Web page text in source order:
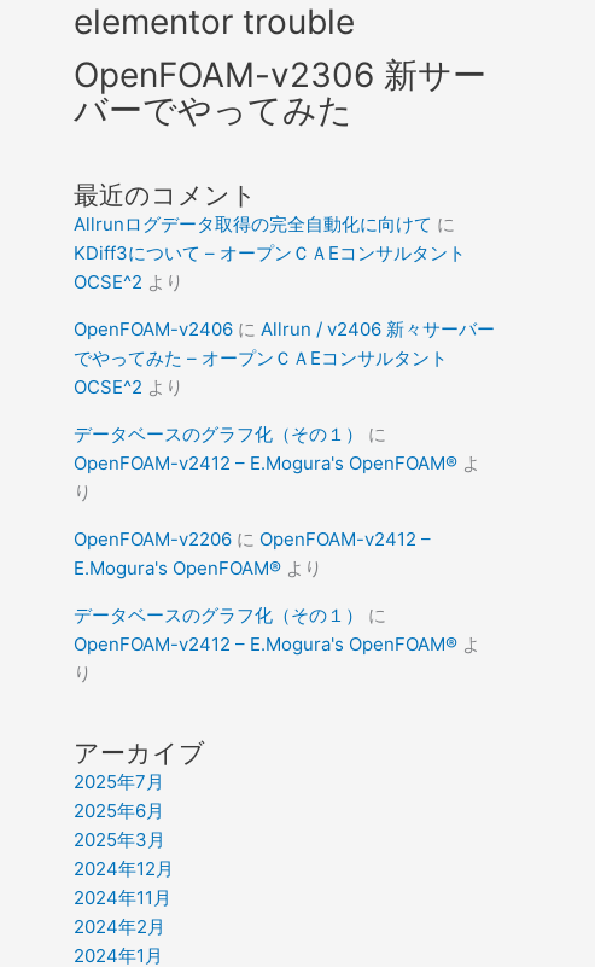
elementor trouble
OpenFOAM-v2306 新サー
バーでやってみた
最近のコメント
Allrunログデータ取得の完全自動化に向けて に
KDiff3について – オープンＣＡEコンサルタント
OCSE^2 より
OpenFOAM-v2406に Allrun / v2406 新々サーバー
でやってみた – オープンＣＡEコンサルタント
OCSE^2 より
データベースのグラフ化（その１）
に
OpenFOAM-v2412 – E.Mogura's OpenFOAM®よ
り
OpenFOAM-v2206に OpenFOAM-v2412 –
E.Mogura's OpenFOAM®より
データベースのグラフ化（その１）
に
OpenFOAM-v2412 – E.Mogura's OpenFOAM®よ
り
アーカイブ
2025年7月
2025年6月
2025年3月
2024年12月
2024年11月
2024年2月
2024年1月